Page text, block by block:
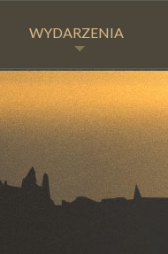
WYDARZENIA